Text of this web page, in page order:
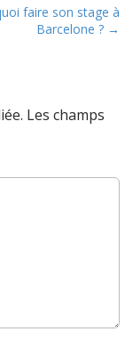
faire son stage à
Barcelone ? →
Les champs